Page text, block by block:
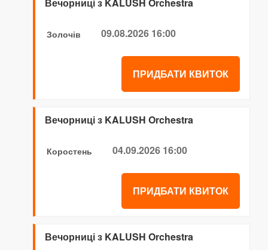
Вечорниці з KALUSH Orchestra
Золочів 09.08.2026 16:00
ПРИДБАТИ КВИТОК
Вечорниці з KALUSH Orchestra
Коростень 04.09.2026 16:00
ПРИДБАТИ КВИТОК
Вечорниці з KALUSH Orchestra